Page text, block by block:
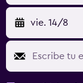
vie. 14/8